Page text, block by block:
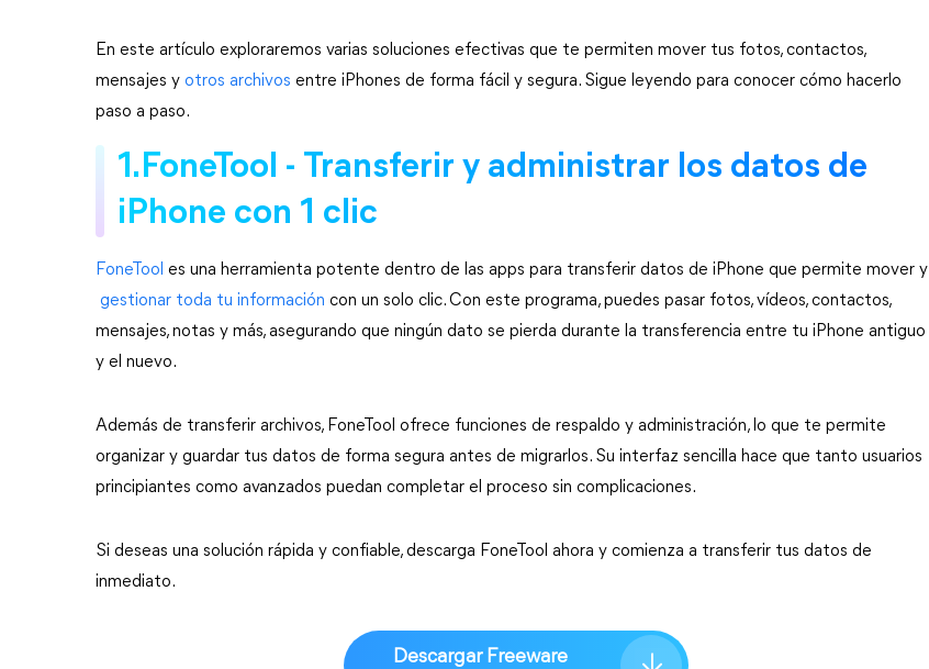
En este artículo exploraremos varias soluciones efectivas que te permiten mover tus fotos, contactos,
mensajes y otros archivos entre iPhones de forma fácil y segura. Sigue leyendo para conocer cómo hacerlo
paso a paso.
1.FoneTool - Transferir y administrar los datos de
iPhone con 1 clic
FoneTool es una herramienta potente dentro de las apps para transferir datos de iPhone que permite mover y
gestionar toda tu información con un solo clic. Con este programa, puedes pasar fotos, vídeos, contactos,
mensajes, notas y más, asegurando que ningún dato se pierda durante la transferencia entre tu iPhone antiguo
y el nuevo.
Además de transferir archivos, FoneTool ofrece funciones de respaldo y administración, lo que te permite
organizar y guardar tus datos de forma segura antes de migrarlos. Su interfaz sencilla hace que tanto usuarios
principiantes como avanzados puedan completar el proceso sin complicaciones.
Si deseas una solución rápida y confiable, descarga FoneTool ahora y comienza a transferir tus datos de
inmediato.
Descargar Freeware